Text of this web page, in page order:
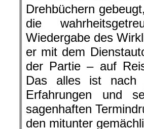
Drehbüchern
die
Wiedergabe des
er mit dem
der Partie – auf
Das alles ist nach
Erfahrungen und
sagenhaften
den mitunter